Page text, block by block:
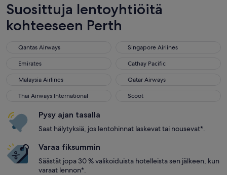
Suosittuja lentoyhtiöitä
kohteeseen Perth
Qantas Airways
Qantas Airways Singapore Airlines
Singapore Airlines
Emirates
Emirates Cathay Pacific
Cathay Pacific
Malaysia Airlines
Malaysia Airlines Qatar Airways
Qatar Airways
Thai Airways International
Thai Airways International Scoot
Scoot
Pysy ajan tasalla
Saat hälytyksiä, jos lentohinnat laskevat tai nousevat*.
Varaa fiksummin
Säästät jopa 30 % valikoiduista hotelleista sen jälkeen, kun
varaat lennon*.